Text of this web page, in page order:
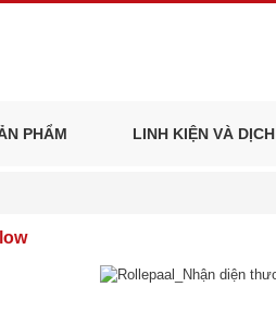
PHẨM LINH KIỆN VÀ